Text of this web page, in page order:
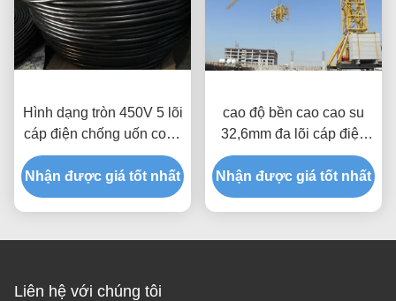
Hình dạng tròn 450V 5 lõi
cáp điện chống uốn cong
cho thang máy xây dựng
Nhận được giá tốt nhất
cao độ bền cao cao su
32,6mm đa lõi cáp điện
loại trống linh hoạt
Nhận được giá tốt nhất
Liên hệ với chúng tôi